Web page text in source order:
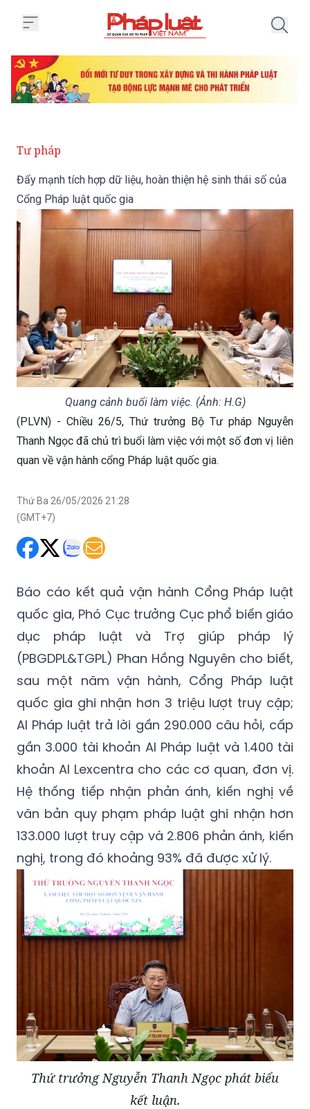
Tư pháp
Đẩy mạnh tích hợp dữ liệu, hoàn thiện hệ sinh thái số của
Cổng Pháp luật quốc gia
Quang cảnh buổi làm việc. (Ảnh: H.G)
(PLVN) - Chiều 26/5, Thứ trưởng Bộ Tư pháp Nguyễn
Thanh Ngọc đã chủ trì buổi làm việc với một số đơn vị liên
quan về vận hành cổng Pháp luật quốc gia.
Thứ Ba 26/05/2026 21:28
(GMT+7)
Báo cáo kết quả vận hành Cổng Pháp luật
quốc gia, Phó Cục trưởng Cục phổ biến giáo
dục pháp luật và Trợ giúp pháp lý
(PBGDPL&TGPL) Phan Hồng Nguyên cho biết,
sau một năm vận hành, Cổng Pháp luật
quốc gia ghi nhận hơn 3 triệu lượt truy cập;
AI Pháp luật trả lời gần 290.000 câu hỏi, cấp
gần 3.000 tài khoản AI Pháp luật và 1.400 tài
khoản AI Lexcentra cho các cơ quan, đơn vị.
Hệ thống tiếp nhận phản ánh, kiến nghị về
văn bản quy phạm pháp luật ghi nhận hơn
133.000 lượt truy cập và 2.806 phản ánh, kiến
nghị, trong đó khoảng 93% đã được xử lý.
Thứ trưởng Nguyễn Thanh Ngọc phát biểu
kết luận.